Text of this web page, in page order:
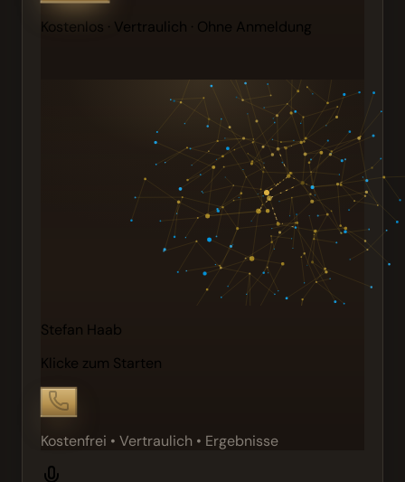
Kostenlos · Vertraulich · Ohne Anmeldung
Stefan Haab
Klicke zum Starten
Kostenfrei • Vertraulich • Ergebnisse